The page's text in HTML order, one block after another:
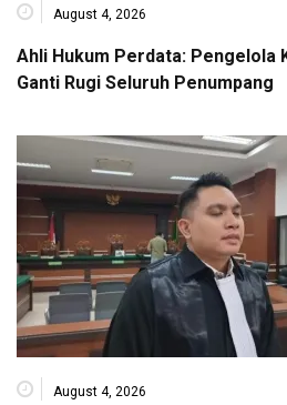
August 4, 2026
Ahli Hukum Perdata: Pengelola
Ganti Rugi Seluruh Penumpang
August 4, 2026